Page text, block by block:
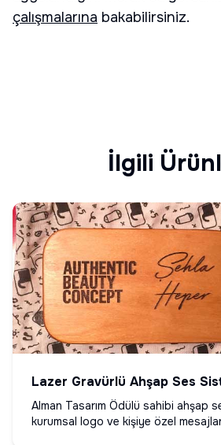
çalışmalarına bakabilirsiniz.
İlgili
Lazer Gravürlü Ahşap Ses
Alman Tasarım Ödülü sahibi ahşap
kurumsal logo ve kişiye özel